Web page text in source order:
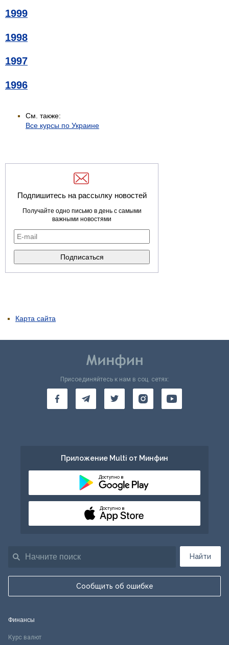
1999
1998
1997
1996
См. также:
Все курсы по Украине
Подпишитесь на рассылку новостей
Получайте одно письмо в день с самыми
важными новостями
Карта сайта
Найти
Сообщить об ошибке
Присоединяйтесь к нам в соц. сетях:
Приложение Multi от Минфин
Доступно в
Доступно в
Финансы
Курс валют